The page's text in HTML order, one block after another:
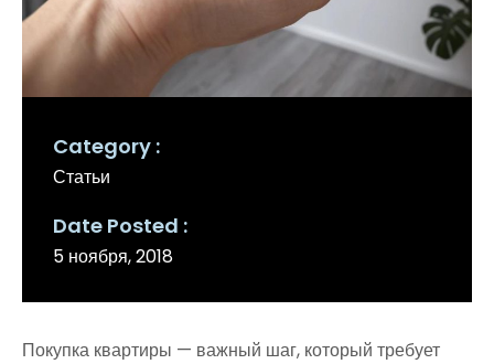
Category
Статьи
Date Posted
5 ноября, 2018
Покупка квартиры — важный шаг, который требует